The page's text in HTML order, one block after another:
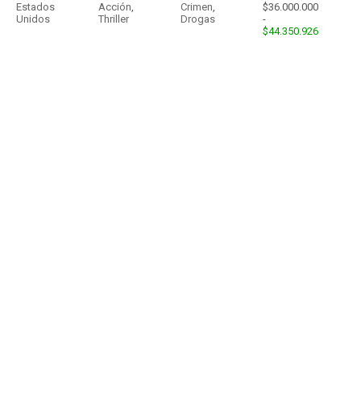
Estados
Unidos
Acción,
Thriller
Crimen,
Drogas
$36.000.000
-
$44.350.926